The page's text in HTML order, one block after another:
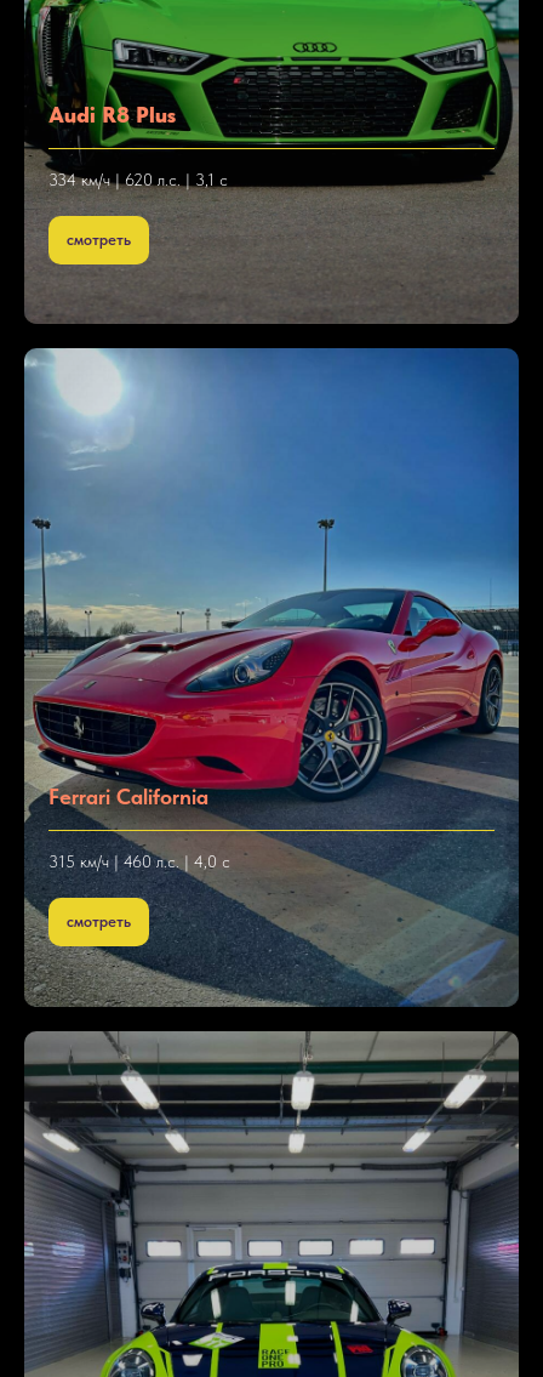
Audi R8 Plus
334 км/ч | 620 л.с. | 3,1 с
смотреть
Ferrari California
315 км/ч | 460 л.с. | 4,0 с
смотреть